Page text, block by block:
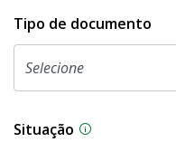
Tipo de documento
Situação Na CLDF, as